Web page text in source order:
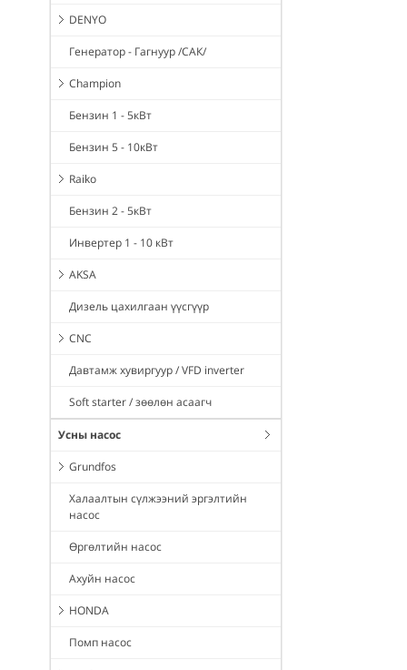
DENYO
Генератор - Гагнуур /САК/
Champion
Бензин 1 - 5кВт
Бензин 5 - 10кВт
Raiko
Бензин 2 - 5кВт
Инвертер 1 - 10 кВт
AKSA
Дизель цахилгаан үүсгүүр
CNC
Давтамж хувиргуур / VFD inverter
Soft starter / зөөлөн асаагч
Усны насос
Grundfos
Халаалтын сүлжээний эргэлтийн
насос
Өргөлтийн насос
Ахуйн насос
HONDA
Помп насос